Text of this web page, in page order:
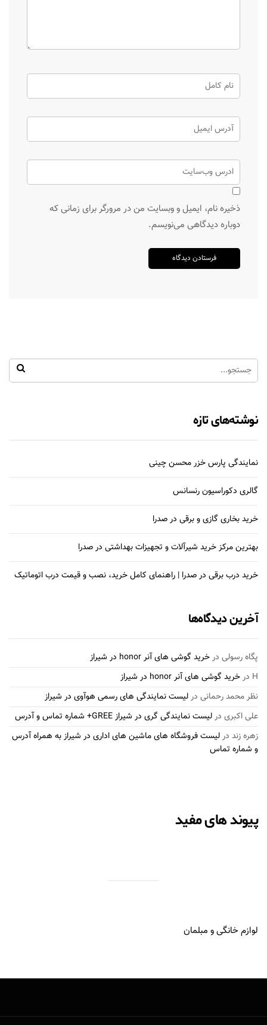
ذخیره نام، ایمیل و وبسایت من در مرورگر برای زمانی که
دوباره دیدگاهی می‌نویسم.
نوشته‌های تازه
نمایندگی پارس خزر محسن چینی
گالری دکوراسیون رنسانس
خرید بخاری گازی و برقی در صدرا
بهترین مرکز خرید شیرآلات و تجهیزات بهداشتی در صدرا
خرید درب برقی در صدرا | راهنمای کامل خرید، نصب و قیمت درب اتوماتیک
آخرین دیدگاه‌ها
پگاه رسولی درخرید گوشی های آنر honor در شیراز
H درخرید گوشی های آنر honor در شیراز
نظر محمد رحمانی درلیست نمایندگی های رسمی هوآوی در شیراز
علی اکبری درلیست نمایندگی گری در شیراز GREE+ شماره تماس و آدرس
زهره زند درلیست فروشگاه های ماشین های اداری در شیراز به همراه آدرس
و شماره تماس
پیوند های مفید
لوازم خانگی و مبلمان